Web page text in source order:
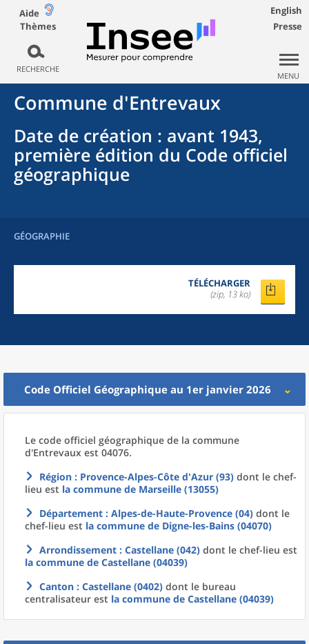
Aide
Thèmes
RECHERCHE
English
Presse
MENU
Commune d'Entrevaux
Date de création : avant 1943,
première édition du Code officiel
géographique
GÉOGRAPHIE
TÉLÉCHARGER
(zip, 13 ko)
Code Officiel Géographique au 1er janvier 2026
Le code officiel géographique de la commune
d'Entrevaux est 04076.
Région : Provence-Alpes-Côte d'Azur (93) dont le chef-
lieu est la commune de Marseille (13055)
Département : Alpes-de-Haute-Provence (04) dont le
chef-lieu est la commune de Digne-les-Bains (04070)
Arrondissement : Castellane (042) dont le chef-lieu est
la commune de Castellane (04039)
Canton : Castellane (0402) dont le bureau
centralisateur est la commune de Castellane (04039)